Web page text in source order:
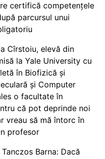
certifică competențele
parcursul unui
Cîrstoiu, elevă din
la Yale University cu
în Biofizică și
și Computer
o facultate în
că pot deprinde noi
vreau să mă întorc în
profesor
Barna: Dacă